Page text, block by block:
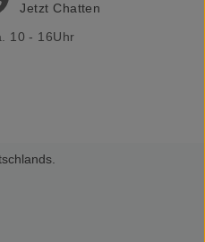
Jetzt Chatten
10 - 16Uhr